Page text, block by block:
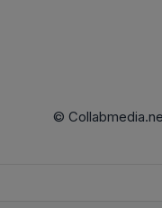
©